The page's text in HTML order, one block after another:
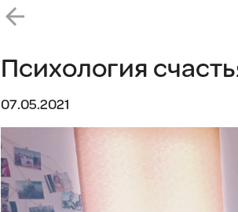
arrow_back
Психология
07.05.2021